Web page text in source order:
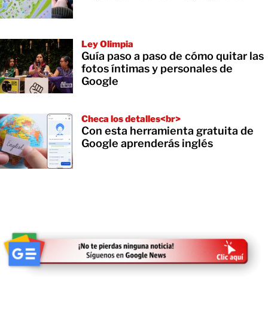
Ley Olimpia
Guía paso a paso de cómo quitar las
fotos íntimas y personales de
Google
Checa los detalles<br>
Con esta herramienta gratuita de
Google aprenderás inglés